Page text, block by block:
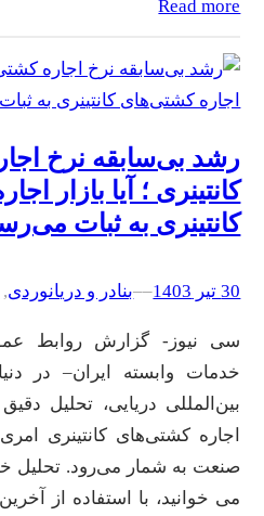
Read more
رشد بی‌سابقه نرخ‌
کانتینری ؛ آیا بازار
کانتینری به ثبات
30 تیر 1403 –
–بنادر و دریانوردی,
سی نیوز- گزارش روابط
خدمات وابسته ایران– در
بین‌المللی دریایی، تحلیل
اجاره کشتی‌های کانتینری
صنعت به شمار می‌رود. تحلیل